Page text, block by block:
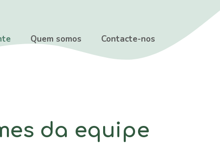
Quem somos Contacte-nos
da equipe